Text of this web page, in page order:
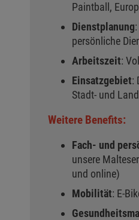
Paintball,
Dienstplanung
persönliche
Arbeitszeit:
Einsatzgebiet:
Stadt- und
Weitere Benefits:
Fach- und
unsere
und online)
Mobilität: E-